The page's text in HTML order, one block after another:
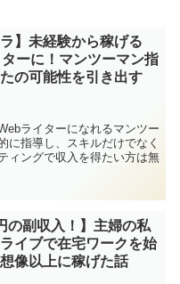
ラ】未経験から稼げる
ーに！マンツーマン指
の可能性を引き出す
ライターになれるマンツー
に指導し、スキルだけでなく
ィングで収入を得たい方は無
の副収入！】主婦の私
イブで在宅ワークを始
像以上に稼げた話